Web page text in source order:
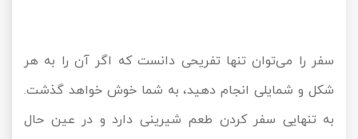
سفر را می‌توان تنها تفریحی دانست که اگر آن را به هر
شکل و شمایلی انجام دهید، به شما خوش خواهد گذشت.
به تنهایی سفر کردن طعم شیرینی دارد و در عین حال
تور هرمز
تور ماسوله